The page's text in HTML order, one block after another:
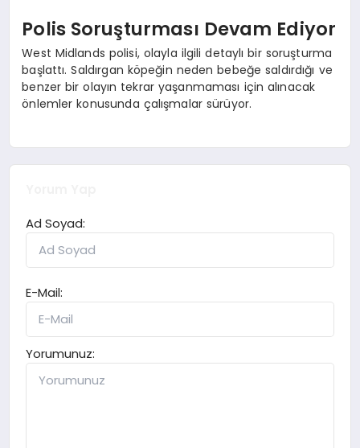
Polis Soruşturması Devam Ediyor
West Midlands polisi, olayla ilgili detaylı bir soruşturma
başlattı. Saldırgan köpeğin neden bebeğe saldırdığı ve
benzer bir olayın tekrar yaşanmaması için alınacak
önlemler konusunda çalışmalar sürüyor.
Ad Soyad:
E-Mail:
Yorumunuz: